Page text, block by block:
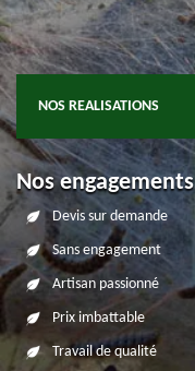
NOS REALISATIONS
Nos engagements
Devis sur demande
Sans engagement
Artisan passionné
Prix imbattable
Travail de qualité